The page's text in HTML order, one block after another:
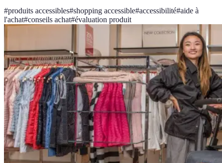
#produits accessibles#shopping accessible#accessibilité#aide à
l'achat#conseils achat#évaluation produit